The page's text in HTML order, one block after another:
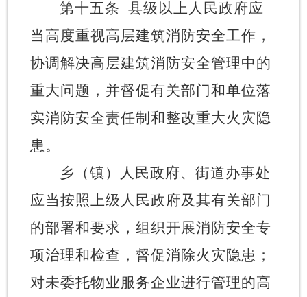
第十五条 县级以上人民政府应
当高度重视高层建筑消防安全工作，
协调解决高层建筑消防安全管理中的
重大问题，并督促有关部门和单位落
实消防安全责任制和整改重大火灾隐
患。
乡（镇）人民政府、街道办事处
应当按照上级人民政府及其有关部门
的部署和要求，组织开展消防安全专
项治理和检查，督促消除火灾隐患；
对未委托物业服务企业进行管理的高